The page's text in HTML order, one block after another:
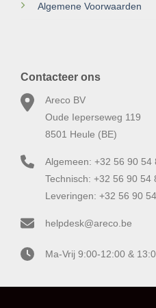
Algemene Voorwaarden
Contacteer ons
Areco BV
Oude Ieperseweg 119
8501 Heule (BE)
Algemeen: +32 56 90 54
Technisch: +32 56 90 54
Leveringen: +32 56 90
helpdesk@areco.be
Ma-Vrij 9:00-12:00 &